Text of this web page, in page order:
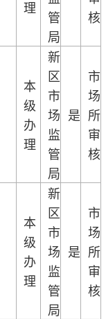
理
管
局
核
本
级
办
理
新
区
市
场
监
管
局
是
市
场
所
审
核
本
级
办
理
新
区
市
场
监
管
局
是
市
场
所
审
核